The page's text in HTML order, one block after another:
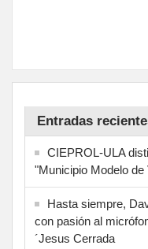
Entradas
CIEPROL-ULA
"Municipio Modelo de
Hasta siempre,
con pasión al
´Jesus Cerrada